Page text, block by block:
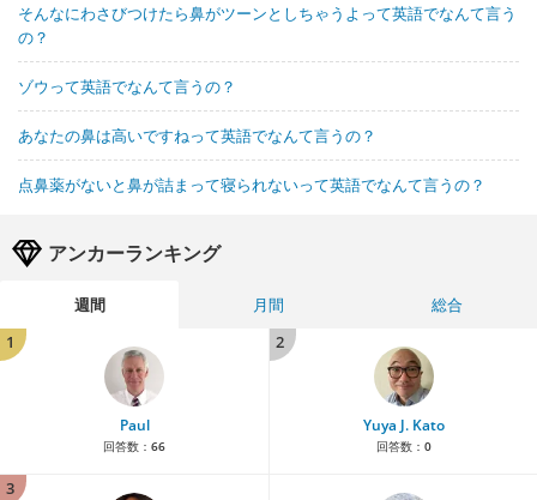
そんなにわさびつけたら鼻がツーンとしちゃうよって英語でなんて言う
の？
ゾウって英語でなんて言うの？
あなたの鼻は高いですねって英語でなんて言うの？
点鼻薬がないと鼻が詰まって寝られないって英語でなんて言うの？
アンカーランキング
週間 月間
総合
1
Paul
回答数： 66
2
Yuya J. Kato
回答数： 0
3